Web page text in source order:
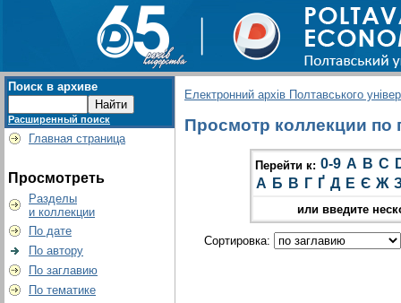
Поиск в архиве
Расширенный поиск
Главная страница
Просмотреть
Разделы
и коллекции
По дате
По автору
По заглавию
По тематике
Електронний архів Полтавського
Просмотр коллекции по
Перейти к: 0-9 A B C
А Б В Г Ґ Д Е Є Ж
или введите
Сортировка: